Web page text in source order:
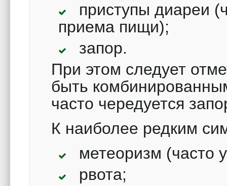
приступы диареи
приема пищи);
запор.
При этом следует
быть
часто чередуется
К наиболее редким
метеоризм (часто
рвота;